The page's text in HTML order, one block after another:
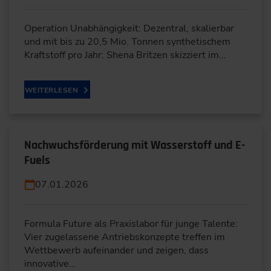
Operation Unabhängigkeit: Dezentral, skalierbar
und mit bis zu 20,5 Mio. Tonnen synthetischem
Kraftstoff pro Jahr: Shena Britzen skizziert im…
WEITERLESEN
Nachwuchsförderung mit Wasserstoff und E-
Fuels
07.01.2026
Formula Future als Praxislabor für junge Talente:
Vier zugelassene Antriebskonzepte treffen im
Wettbewerb aufeinander und zeigen, dass
innovative…